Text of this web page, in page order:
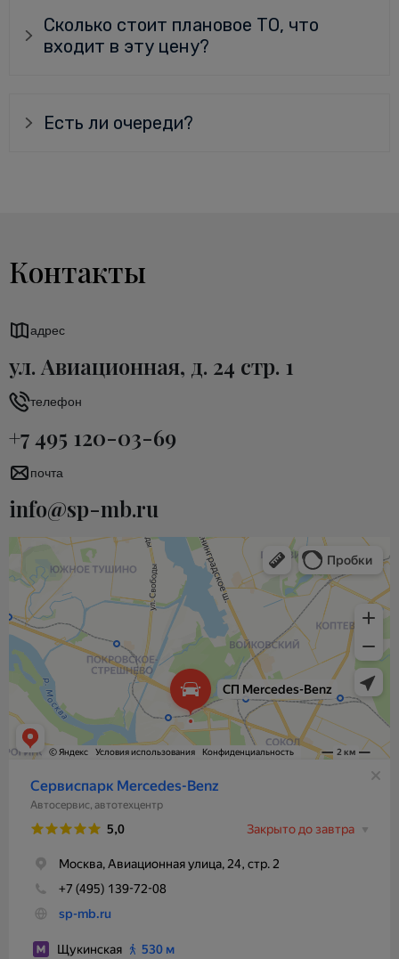
Сколько стоит плановое ТО, что
входит в эту цену?
Есть ли очереди?
Контакты
адрес
ул. Авиационная, д. 24 стр. 1
телефон
+7 495 120-03-69
почта
info@sp-mb.ru